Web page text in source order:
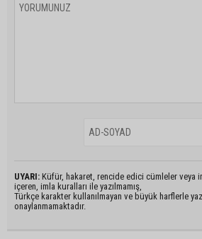
UYARI: Küfür, hakaret, rencide edici cümleler veya
içeren, imla kuralları ile yazılmamış,
Türkçe karakter kullanılmayan ve büyük harflerle
onaylanmamaktadır.